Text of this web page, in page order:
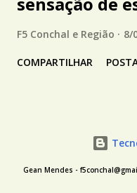
F5 Conchal e Região 8/
COMPARTILHAR
Gean Mendes -